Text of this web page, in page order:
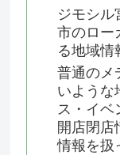
ジモシル
市のロー
る地域情
普通のメ
いような
ス・イベ
開店閉店
情報を扱